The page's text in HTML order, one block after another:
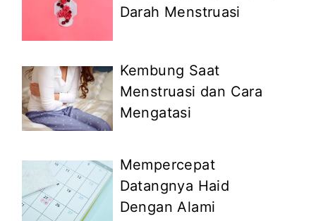
Darah Menstruasi
Kembung Saat
Menstruasi dan Cara
Mengatasi
Mempercepat
Datangnya Haid
Dengan Alami